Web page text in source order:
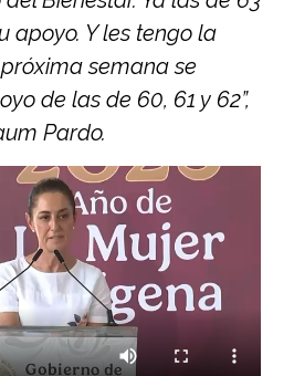
apoyo. Y les tengo la
semana se
de las de 60, 61 y 62”,
Pardo.